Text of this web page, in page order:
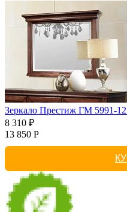
Зеркало Престиж ГМ 5991-12
8 310 ₽
13 850 Р